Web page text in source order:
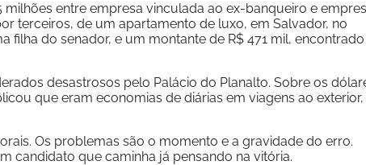
entre empresa vinculada ao ex-banqueiro e
terceiros, de um apartamento de luxo, em Salvador, no
filha do senador, e um montante de R$ 471 mil, encontrado
desastrosos pelo Palácio do Planalto. Sobre os
que eram economias de diárias em viagens ao exterior,
Os problemas são o momento e a gravidade do erro.
candidato que caminha já pensando na vitória.